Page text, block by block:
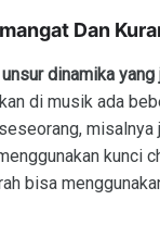
Dan
dinamika
di musik ada
kunci
bisa